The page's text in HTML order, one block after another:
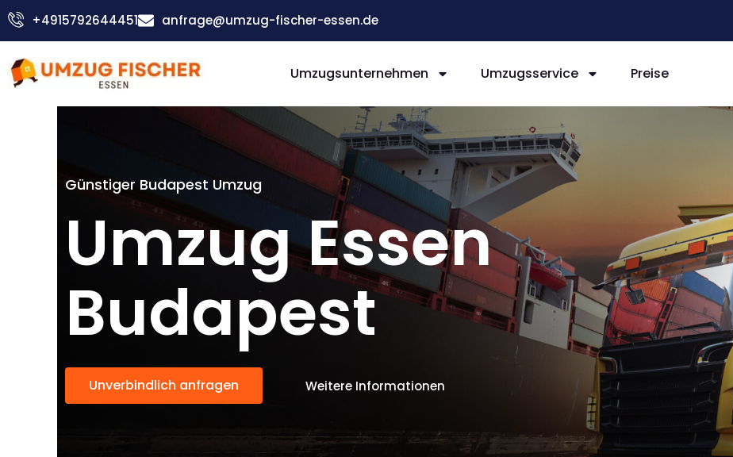
Zum
Inhalt
+4915792644451 anfrage@umzug-fischer-essen.de
Umzugsunternehmen Umzugsservice Preise
Günstiger Budapest Umzug
Umzug Essen
Budapest
Unverbindlich anfragen Weitere Informationen